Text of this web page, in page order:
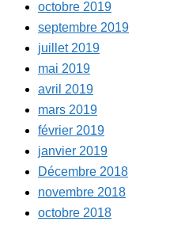
octobre 2019
septembre 2019
juillet 2019
mai 2019
avril 2019
mars 2019
février 2019
janvier 2019
Décembre 2018
novembre 2018
octobre 2018